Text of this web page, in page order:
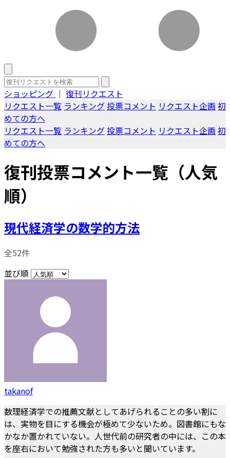
ショッピング ｜ 復刊リクエスト
リクエスト一覧 ランキング投票コメント リクエスト企画 初
めての方へ
リクエスト一覧 ランキング投票コメント リクエスト企画 初
めての方へ
復刊投票コメント一覧（人気
順）
現代経済学の数学的方法
全52件
並び順
takanof
数理経済学での推薦文献としてあげられることの多い割に
は、実物を目にする機会が極めて少ないため。図書館にもな
かなか置かれていない。人世代前の研究者の中には、この本
を座右において勉強された方も多いと聞いています。